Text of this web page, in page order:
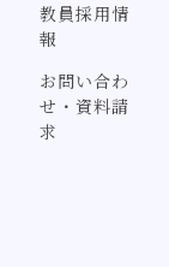
教員採用情
報
お問い合わ
せ・資料請
求